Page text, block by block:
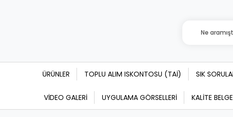
ÜRÜNLER TOPLU ALIM ISKONTOSU (TAİ) SIK
VİDEO GALERİ UYGULAMA GÖRSELLERİ KALİTE